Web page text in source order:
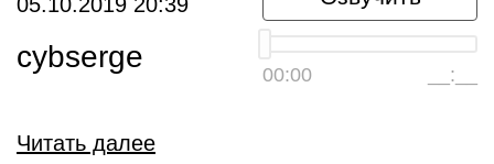
00:00 __:__
cybserge
Читать далее